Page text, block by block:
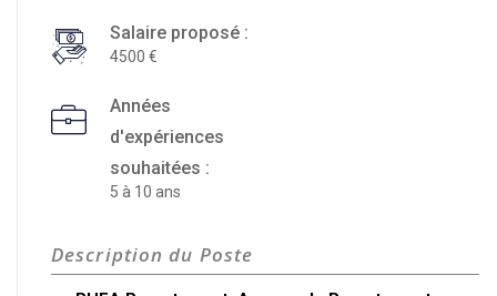
Salaire proposé :
4500
Années
d'expériences
souhaitées :
5 à 10 ans
Description du Poste